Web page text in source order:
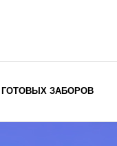
ГОТОВЫХ ЗАБОРОВ